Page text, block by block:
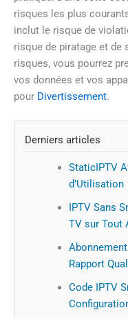
risques les plus
inclut le risque de
risque de piratage et de
risques, vous pourrez
vos données et vos
pour Divertissement.
Derniers articles
StaticIPTV
d’Utilisation
IPTV Sans
TV sur Tout
Rapport
Code IPTV